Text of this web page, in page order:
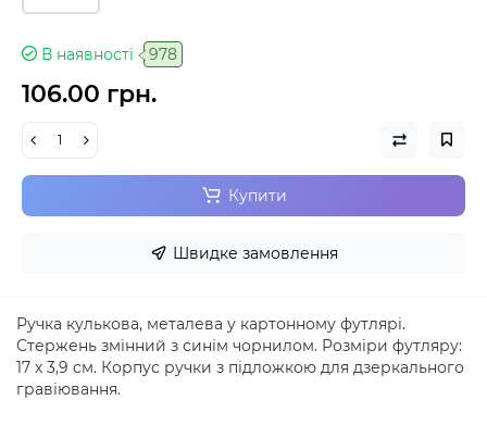
В наявності 978
106.00 грн.
Купити
Швидке замовлення
Ручка кулькова, металева у картонному футлярі.
Стержень змінний з синім чорнилом. Розміри футляру:
17 х 3,9 см. Корпус ручки з підложкою для дзеркального
гравіювання.